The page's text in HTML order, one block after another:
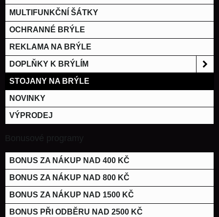
MULTIFUNKČNÍ ŠÁTKY
OCHRANNÉ BRÝLE
REKLAMA NA BRÝLE
DOPLŇKY K BRÝLÍM
STOJANY NA BRÝLE
NOVINKY
VÝPRODEJ
Bonusové programy
BONUS ZA NÁKUP NAD 400 KČ
BONUS ZA NÁKUP NAD 800 KČ
BONUS ZA NÁKUP NAD 1500 KČ
BONUS PŘI ODBĚRU NAD 2500 KČ